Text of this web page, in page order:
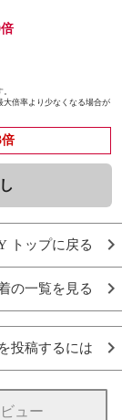
大倍率より少なくなる場合が
トップに戻る
の一覧を見る
投稿するには
ュー